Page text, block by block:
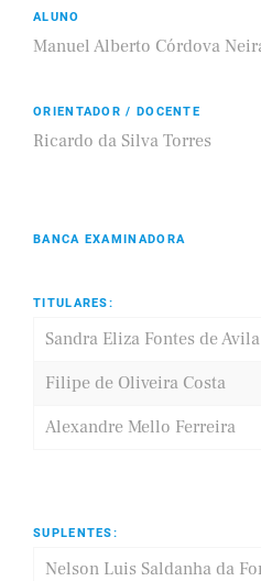
ALUNO
Manuel Alberto Córdova
ORIENTADOR / DOCENTE
Ricardo da Silva Torres
BANCA EXAMINADORA
TITULARES:
Sandra Eliza Fontes de Avila
Filipe de Oliveira Costa
Alexandre Mello Ferreira
SUPLENTES:
Nelson Luis Saldanha da